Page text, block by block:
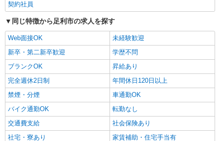
契約社員
同じ特徴から足利市の求人を探す
Web面接OK
未経験歓迎
新卒・第二新卒歓迎
学歴不問
ブランクOK
昇給あり
完全週休2日制
年間休日120日以上
禁煙・分煙
車通勤OK
バイク通勤OK
転勤なし
交通費支給
社会保険あり
社宅・寮あり
家賃補助・住宅手当有